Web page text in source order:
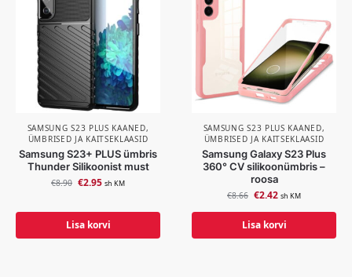
SAMSUNG S23 PLUS KAANED,
ÜMBRISED JA KAITSEKLAASID
Samsung S23+ PLUS ümbris
Thunder Silikoonist must
€8.90 €2.95 sh KM
Lisa korvi
SAMSUNG S23 PLUS KAANED,
ÜMBRISED JA KAITSEKLAASID
Samsung Galaxy S23 Plus
360° CV silikoonümbris –
roosa
€8.66 €2.42 sh KM
Lisa korvi